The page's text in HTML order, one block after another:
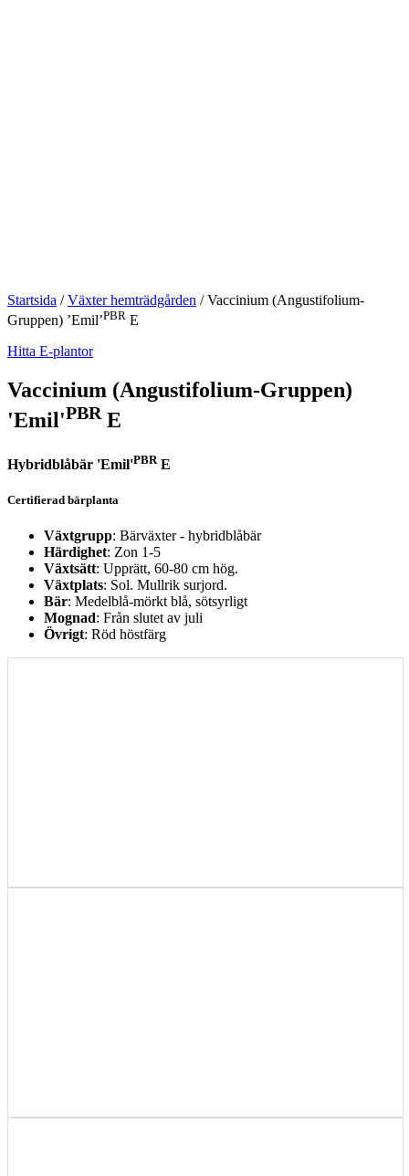
Startsida /Växter hemträdgården /Vaccinium (Angustifolium-
Gruppen) ’Emil’PBR E
Hitta E-plantor
Vaccinium (Angustifolium-Gruppen)
'Emil'PBRE
Hybridblåbär 'Emil'PBRE
Certifierad bärplanta
Växtgrupp: Bärväxter - hybridblåbär
Härdighet: Zon 1-5
Växtsätt: Upprätt, 60-80 cm hög.
Växtplats: Sol. Mullrik surjord.
Bär: Medelblå-mörkt blå, sötsyrligt
Mognad: Från slutet av juli
Övrigt: Röd höstfärg